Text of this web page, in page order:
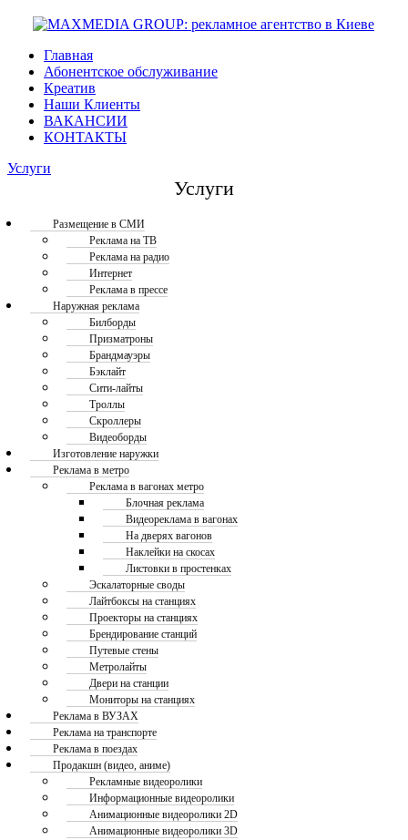
Главная
Абонентское обслуживание
Креатив
Наши Клиенты
ВАКАНСИИ
КОНТАКТЫ
Услуги
Услуги
Размещение в СМИ
Реклама на ТВ
Реклама на радио
Интернет
Реклама в прессе
Наружная реклама
Билборды
Призматроны
Брандмауэры
Бэклайт
Сити-лайты
Троллы
Скроллеры
Видеоборды
Изготовление наружки
Реклама в метро
Реклама в вагонах метро
Блочная реклама
Видеореклама в вагонах
На дверях вагонов
Наклейки на скосах
Листовки в простенках
Эскалаторные своды
Лайтбоксы на станциях
Проекторы на станциях
Брендирование станций
Путевые стены
Метролайты
Двери на станции
Мониторы на станциях
Реклама в ВУЗАХ
Реклама на транспорте
Реклама в поездах
Продакшн (видео, аниме)
Рекламные видеоролики
Информационные видеоролики
Анимационные видеоролики 2D
Анимационные видеоролики 3D